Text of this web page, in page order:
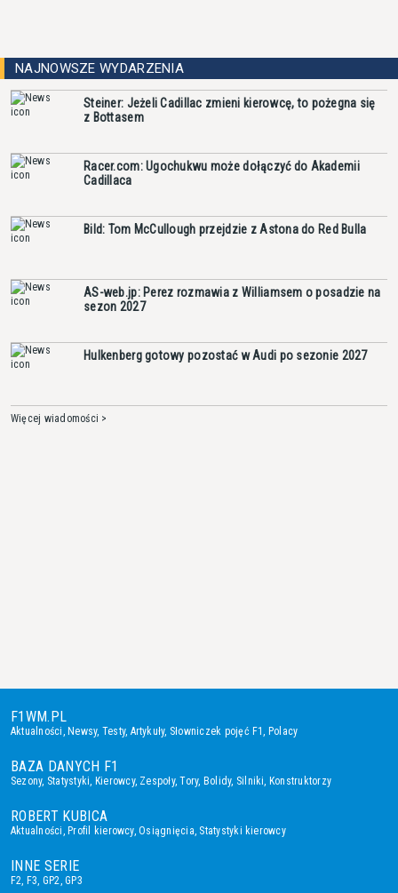
NAJNOWSZE WYDARZENIA
Steiner: Jeżeli Cadillac zmieni kierowcę, to pożegna się
z Bottasem
Racer.com: Ugochukwu może dołączyć do Akademii
Cadillaca
Bild: Tom McCullough przejdzie z Astona do Red Bulla
AS-web.jp: Perez rozmawia z Williamsem o posadzie na
sezon 2027
Hulkenberg gotowy pozostać w Audi po sezonie 2027
Więcej wiadomości >
F1WM.PL
Aktualności, Newsy, Testy, Artykuły, Słowniczek pojęć F1, Polacy
BAZA DANYCH F1
Sezony, Statystyki, Kierowcy, Zespoły,Tory, Bolidy, Silniki, Konstruktorzy
ROBERT KUBICA
Aktualności, Profil kierowcy,Osiągnięcia, Statystyki kierowcy
INNE SERIE
F2, F3, GP2,GP3